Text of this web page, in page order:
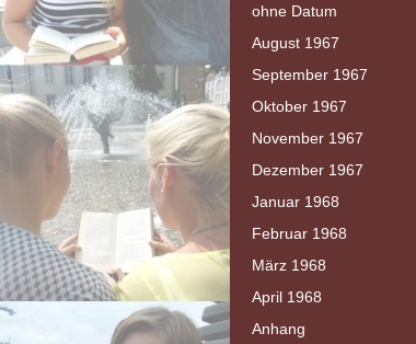
ohne Datum
August 1967
September 1967
Oktober 1967
November 1967
Dezember 1967
Januar 1968
Februar 1968
März 1968
April 1968
Anhang